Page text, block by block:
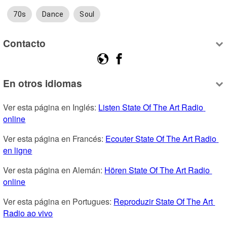
70s Dance Soul
Contacto
En otros idiomas
Ver esta página en Inglés: Listen State Of The Art Radio
online
Ver esta página en Francés: Ecouter State Of The Art Radio
en ligne
Ver esta página en Alemán: Hören State Of The Art Radio
online
Ver esta página en Portugues: Reproduzir State Of The Art
Radio ao vivo